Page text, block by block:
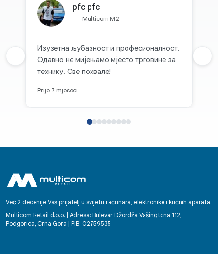
pfc pfc
Multicom M2
Изузетна љубазност и професионалност.
Одавно не мијењамо мјесто трговине за
технику. Све похвале!
Prije 7 mjeseci
Prethodna recenzija
Već 2 decenije Vaš prijatelj u svijetu računara, elektronike i kućnih aparata.
Multicom Retail d.o.o. | Adresa: Bulevar Džordža Vašingtona 112,
Podgorica, Crna Gora | PIB: 02759535